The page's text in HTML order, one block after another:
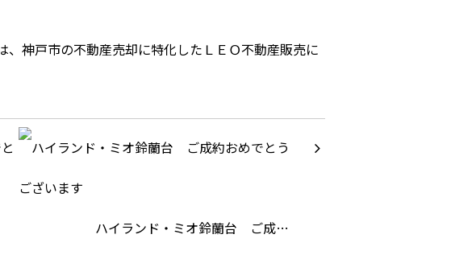
神戸市の不動産売却に特化したＬＥＯ不動産販売に
ハイランド・ミオ鈴蘭台 ご成…